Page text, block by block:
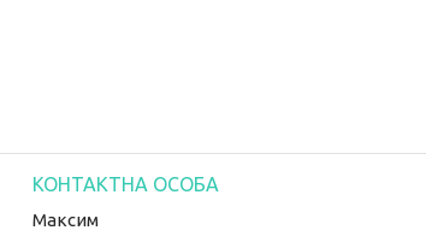
Максим